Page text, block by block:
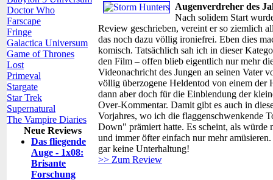
Doctor Who
Farscape
Fringe
Galactica Universum
Game of Thrones
Lost
Primeval
Stargate
Star Trek
Supernatural
The Vampire Diaries
Neue Reviews
Das fliegende
Auge - 1x08:
Brisante
Forschung
Augenverdreher des
Nach solidem Start
Review geschrieben, vereint er so ziemlich
das noch dazu völlig ironiefrei. Eben dies
komisch. Tatsächlich sah ich in dieser
den Film – offen blieb eigentlich nur mehr
Videonachricht des Jungen an seinen Vater
völlig überzogene Heldentod von einem der
dann aber doch für die Einblendung der
Over-Kommentar. Damit gibt es auch in
Vorjahres, wo ich die flaggenschwenkende
Down" prämiert hatte. Es scheint, als würde
und immer öfter einfach nur mehr
gar keine Unterhaltung!
>> Zum Review